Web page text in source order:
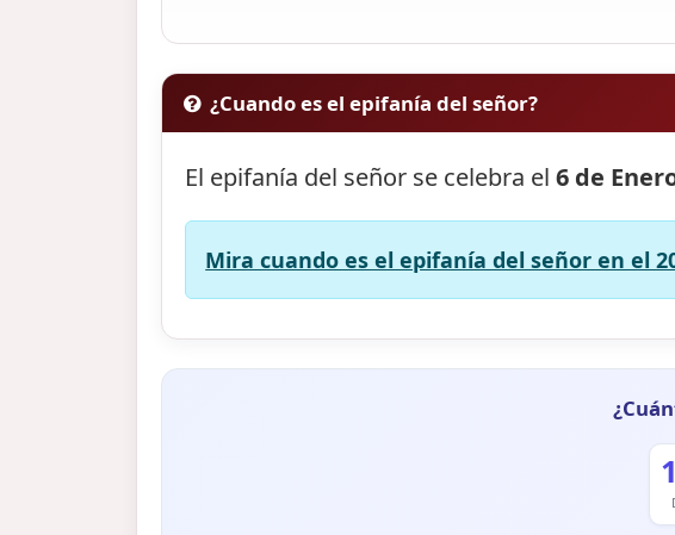
¿Cuando es el epifanía del señor?
El epifanía del señor se celebra el6 de
Mira cuando es el epifanía del señor en el